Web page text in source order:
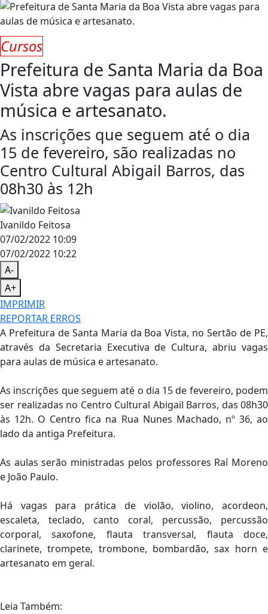
Cursos
Prefeitura de Santa Maria da Boa
Vista abre vagas para aulas de
música e artesanato.
As inscrições que seguem até o dia
15 de fevereiro, são realizadas no
Centro Cultural Abigail Barros, das
08h30 às 12h
Ivanildo Feitosa
07/02/2022 10:09
07/02/2022 10:22
A-
A+
IMPRIMIR
REPORTAR ERROS
A Prefeitura de Santa Maria da Boa Vista, no Sertão de PE,
através da Secretaria Executiva de Cultura, abriu vagas
para aulas de música e artesanato.
As inscrições que seguem até o dia 15 de fevereiro, podem
ser realizadas no Centro Cultural Abigail Barros, das 08h30
às 12h. O Centro fica na Rua Nunes Machado, nº 36, ao
lado da antiga Prefeitura.
As aulas serão ministradas pelos professores Raí Moreno
e João Paulo.
Há vagas para prática de violão, violino, acordeon,
escaleta, teclado, canto coral, percussão, percussão
corporal, saxofone, flauta transversal, flauta doce,
clarinete, trompete, trombone, bombardão, sax horn e
artesanato em geral.
Leia Também: